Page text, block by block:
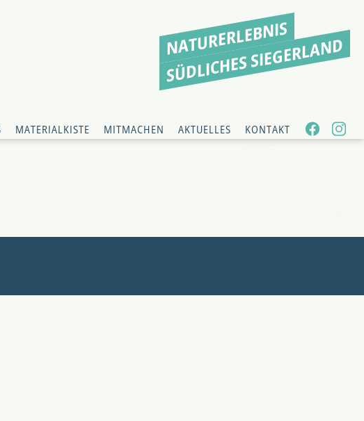
NATURERLEBNIS
SÜDLICHES SIEGERLAND
MATERIALKISTE MITMACHEN AKTUELLES KONTAKT